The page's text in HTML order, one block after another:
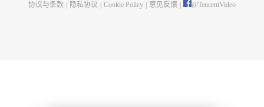
协议与条款
隐私协议 Cookie Policy 意见反馈 @TencentVideo